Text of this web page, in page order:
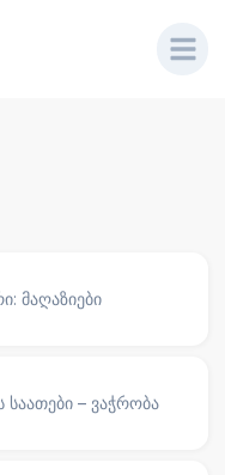
მაღაზიები
საათები – ვაჭრობა